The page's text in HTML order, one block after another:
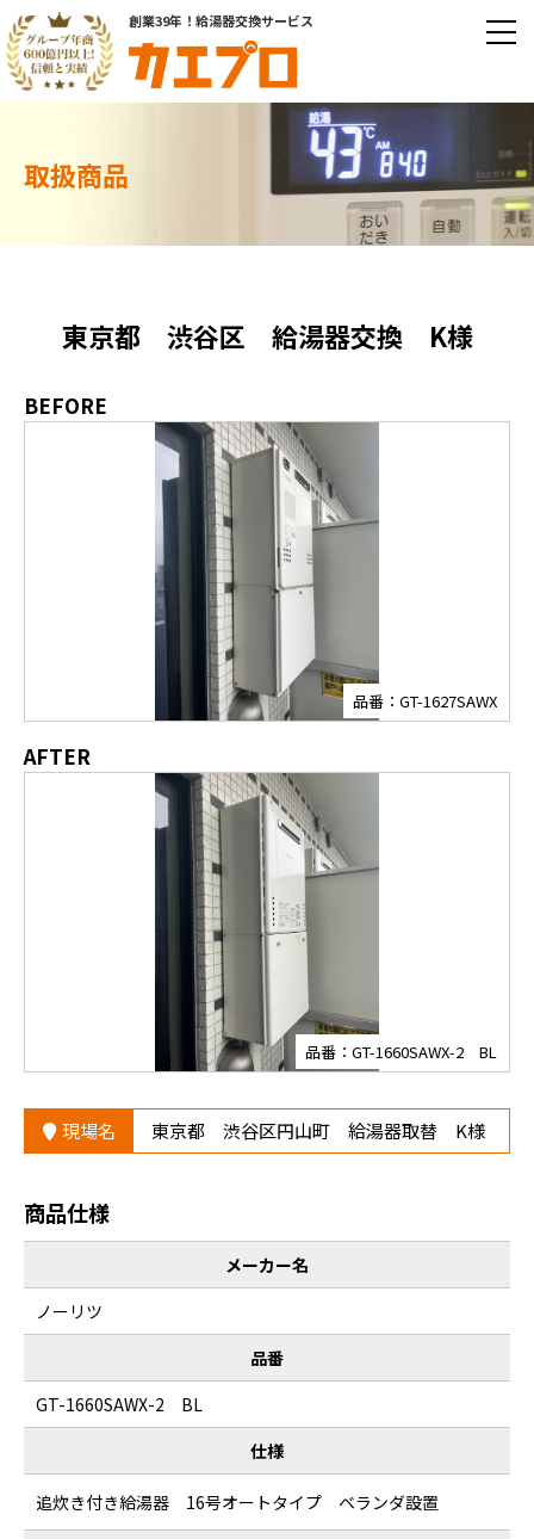
創業39年！給湯器交換サービス
取扱商品
東京都 渋谷区 給湯器交換 K様
BEFORE
品番：GT-1627SAWX
AFTER
品番：GT-1660SAWX-2 BL
現場名 東京都 渋谷区円山町 給湯器取替 K様
商品仕様
メーカー名
ノーリツ
品番
GT-1660SAWX-2 BL
仕様
追炊き付き給湯器 16号オートタイプ ベランダ設置